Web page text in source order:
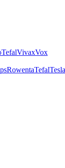
TefalVivaxVox
RowentaTefalTesla